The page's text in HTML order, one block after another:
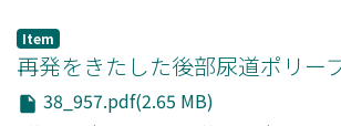
symptoms which was unresponsive to
therapies. Clinical examination
the prostate, aseptic pyuria,
dysfunction and electrocardiographic
Item
再発をきたした後部尿道ポリー
38_957.pdf(2.65 MB)